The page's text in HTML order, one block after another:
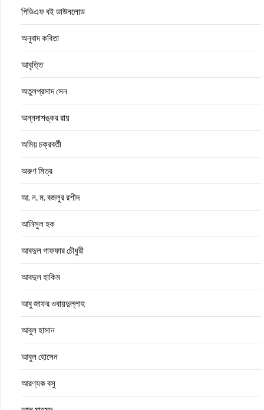
পিডিএফ বই ডাউনলোড
অনুবাদ কবিতা
আবৃত্তি
অতুলপ্রসাদ সেন
অন্নদাশঙ্কর রায়
অমিয় চক্রবর্তী
অরুণ মিত্র
আ. ন. ম. বজলুর রশীদ
আনিসুল হক
আবদুল গাফফার চৌধুরী
আবদুল হাকিম
আবু জাফর ওবায়দুল্লাহ
আবুল হাসান
আবুল হোসেন
আরণ্যক বসু